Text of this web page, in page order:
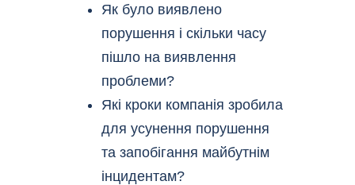
Як було виявлено
порушення і скільки часу
пішло на виявлення
проблеми?
Які кроки компанія зробила
для усунення порушення
та запобігання майбутнім
інцидентам?